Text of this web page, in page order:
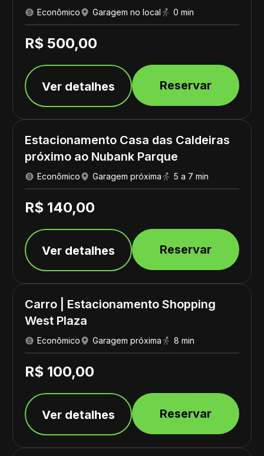
Econômico Garagem no local 0 min
R$ 500,00
Ver detalhes Reservar
Estacionamento Casa das Caldeiras
próximo ao Nubank Parque
Econômico Garagem próxima 5 a 7 min
R$ 140,00
Ver detalhes Reservar
Carro | Estacionamento Shopping
West Plaza
Econômico Garagem próxima 8 min
R$ 100,00
Ver detalhes Reservar